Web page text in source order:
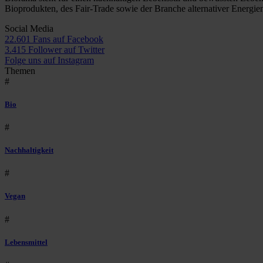
Bioprodukten, des Fair-Trade sowie der Branche alternativer
Social Media
22.601 Fans auf Facebook
3.415 Follower auf Twitter
Folge uns auf Instagram
Themen
#
Bio
#
Nachhaltigkeit
#
Vegan
#
Lebensmittel